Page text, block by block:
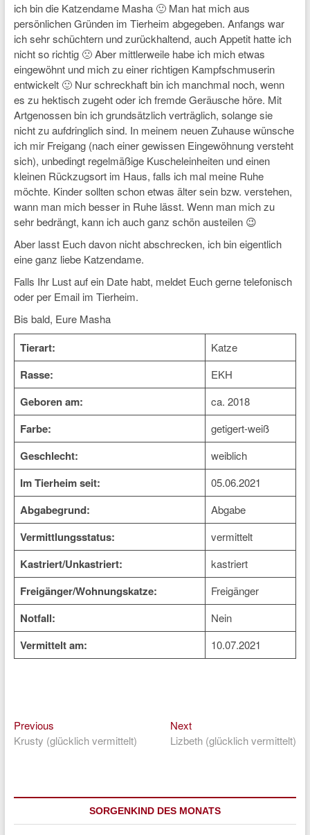
ich bin die Katzendame Masha 🙂 Man hat mich aus
persönlichen Gründen im Tierheim abgegeben. Anfangs war
ich sehr schüchtern und zurückhaltend, auch Appetit hatte ich
nicht so richtig 🙁 Aber mittlerweile habe ich mich etwas
eingewöhnt und mich zu einer richtigen Kampfschmuserin
entwickelt 🙂 Nur schreckhaft bin ich manchmal noch, wenn
es zu hektisch zugeht oder ich fremde Geräusche höre. Mit
Artgenossen bin ich grundsätzlich verträglich, solange sie
nicht zu aufdringlich sind. In meinem neuen Zuhause wünsche
ich mir Freigang (nach einer gewissen Eingewöhnung versteht
sich), unbedingt regelmäßige Kuscheleinheiten und einen
kleinen Rückzugsort im Haus, falls ich mal meine Ruhe
möchte. Kinder sollten schon etwas älter sein bzw. verstehen,
wann man mich besser in Ruhe lässt. Wenn man mich zu
sehr bedrängt, kann ich auch ganz schön austeilen 😉
Aber lasst Euch davon nicht abschrecken, ich bin eigentlich
eine ganz liebe Katzendame.
Falls Ihr Lust auf ein Date habt, meldet Euch gerne telefonisch
oder per Email im Tierheim.
Bis bald, Eure Masha
Tierart: Katze
Rasse: EKH
Geboren am: ca. 2018
Farbe: getigert-weiß
Geschlecht: weiblich
Im Tierheim seit: 05.06.2021
Abgabegrund: Abgabe
Vermittlungsstatus: vermittelt
Kastriert/Unkastriert: kastriert
Freigänger/Wohnungskatze: Freigänger
Notfall: Nein
Vermittelt am: 10.07.2021
Beitragsnavigation
PreviousPrevious
post:
Krusty (glücklich vermittelt)
NextNext
post:
Lizbeth (glücklich vermittelt)
SORGENKIND DES MONATS